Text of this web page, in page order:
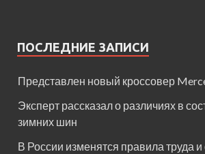
ПОСЛЕДНИЕ ЗАПИСИ
Представлен новый кроссовер
Эксперт рассказал о различиях в
зимних шин
В России изменятся правила труда и